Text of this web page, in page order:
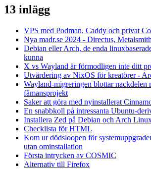
13 inlägg
VPS med Podman, Caddy och privat
Nya madr.se 2024 - Directus,
Debian eller Arch, de enda
kunna
X vs Wayland är förmodligen inte ditt
Utvärdering av NixOS för kreatörer -
Wayland-migreringen blottar nackdelen
fåmansprojekt
Saker att göra med nyinstallerat
En snabbkoll på intressanta Ubuntu-
Installera Zed på Debian och Arch
Checklista för HTML
Kom ur dödsloopen för
utan ominstallation
Första intrycken av COSMIC
Alternativ till Firefox